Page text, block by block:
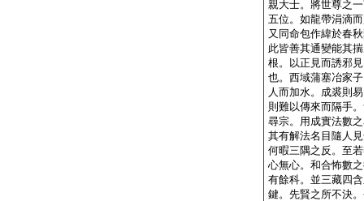
親大士。將世尊之
五位。如龍帶涓滴
又同命包作緯於春
此皆善其通變能其
根。以正見而誘邪
也。西域蒲塞冶家
人而加水。成裘則
則難以傳來而隔手
尋宗。用成實法數
其有解法名目隨人
何暇三隅之反。至
心無心。和合怖數
有餘科。並三藏四
鍵。先賢之所不決